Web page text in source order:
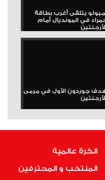
إمبولو يتلقى أغرب بطاقة
في المونديال أمام
الأرجنتين
جوردون الأول في مرمى
الكرة عالمية
المنتخب و المحترفين